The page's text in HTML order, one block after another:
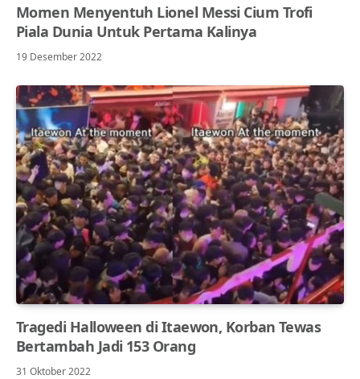
Momen Menyentuh Lionel Messi Cium Trofi
Piala Dunia Untuk Pertama Kalinya
19 Desember 2022
Tragedi Halloween di Itaewon, Korban Tewas
Bertambah Jadi 153 Orang
31 Oktober 2022